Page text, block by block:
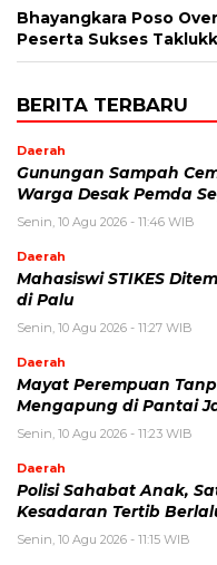
Bhayangkara Poso
Peserta Sukses
BERITA TERBARU
Daerah
Gunungan Sampah
Warga Desak Pemda
Senin, 10 Agu 2026 - 11:46 WIB
Daerah
Mahasiswi STIKES
di Palu
Senin, 10 Agu 2026 - 11:27 WIB
Daerah
Mayat Perempuan
Mengapung di Pantai
Senin, 10 Agu 2026 - 11:23 WIB
Daerah
Polisi Sahabat Anak,
Kesadaran Tertib
Senin, 10 Agu 2026 - 11:15 WIB